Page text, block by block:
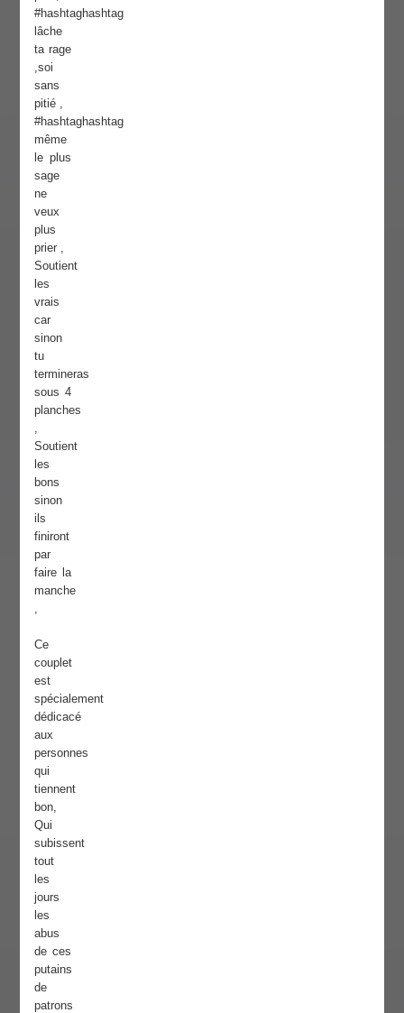
#hashtaghashtag
lâche
ta rage
,soi
sans
pitié ,
#hashtaghashtag
même
le plus
sage
ne
veux
plus
prier ,
Soutient
les
vrais
car
sinon
tu
termineras
sous 4
planches
Soutient
les
bons
sinon
ils
finiront
par
faire la
manche
Ce
couplet
est
spécialement
dédicacé
aux
personnes
qui
tiennent
bon,
Qui
subissent
tout
les
jours
les
abus
de ces
putains
de
patrons